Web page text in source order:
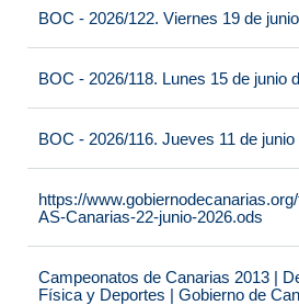
BOC - 2026/122. Viernes 19 de
BOC - 2026/118. Lunes 15 de junio
BOC - 2026/116. Jueves 11 de junio
https://
AS-Canarias-22-junio-2026.ods
Campeonatos de Canarias 2013 |
Física y Deportes | Gobierno de